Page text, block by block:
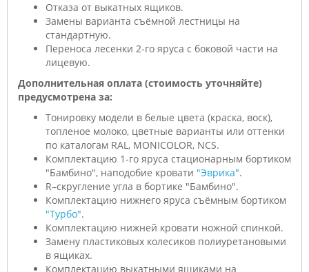
Отказа от выкатных ящиков.
Замены варианта съёмной лестницы на
стандартную.
Переноса лесенки 2-го яруса с боковой части на
лицевую.
Дополнительная оплата (стоимость уточняйте)
предусмотрена за:
Тонировку модели в белые цвета (краска, воск),
топленое молоко, цветные варианты или оттенки
по каталогам RAL, MONICOLOR, NCS.
Комплектацию 1-го яруса стационарным бортиком
"Бамбино", наподобие кровати "Эврика".
R–скругление угла в бортике "Бамбино".
Комплектацию нижнего яруса съёмным бортиком
"Турбо".
Комплектацию нижней кровати ножной спинкой.
Замену пластиковых колесиков полиуретановыми
в ящиках.
Комплектацию выкатными ящиками на